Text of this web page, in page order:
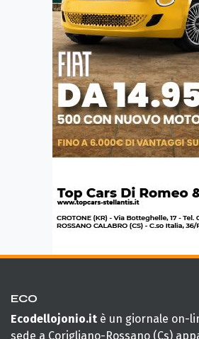
ECO
Ecodellojonio.it è un giornale on-
sede a Corigliano-Rossano (Cs)